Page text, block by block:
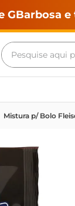
GBarbosa
Pesquise aqui
Mistura p/ Bolo
Termos mais
maquina
café
cerveja
frango